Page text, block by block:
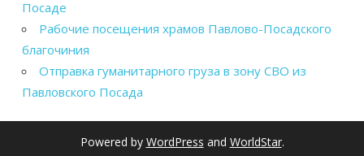
Посаде
Рабочие посещения храмов Павлово-Посадского
благочиния
Отправка гуманитарного груза в зону СВО из
Павловского Посада
Powered by WordPress and WorldStar.